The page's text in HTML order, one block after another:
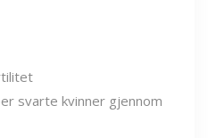
svarte kvinner gjennom